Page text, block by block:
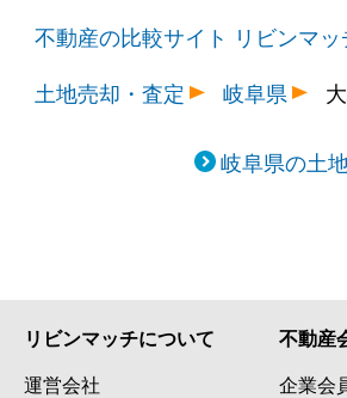
不動産の比較サイト リビンマッ
土地売却・査定
岐阜県
岐阜県の土
リビンマッチについて
運営会社
不動産
企業会